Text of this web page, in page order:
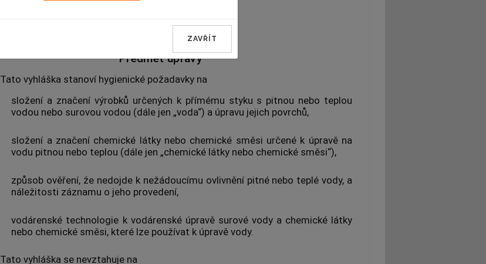
Předmět úpravy
Tato vyhláška stanoví hygienické požadavky na
složení a značení výrobků určených k přímému styku s pitnou nebo teplou
vodou nebo surovou vodou (dále jen „voda“) a úpravu jejich povrchů,
složení a značení chemické látky nebo chemické směsi určené k úpravě na
vodu pitnou nebo teplou (dále jen „chemické látky nebo chemické směsi“),
způsob ověření, že nedojde k nežádoucímu ovlivnění pitné nebo teplé vody, a
náležitosti záznamu o jeho provedení,
vodárenské technologie k vodárenské úpravě surové vodya chemické látky
nebo chemické směsi, které lze používat k úpravě vody.
Tato vyhláška se nevztahuje na
ZAVŘÍT